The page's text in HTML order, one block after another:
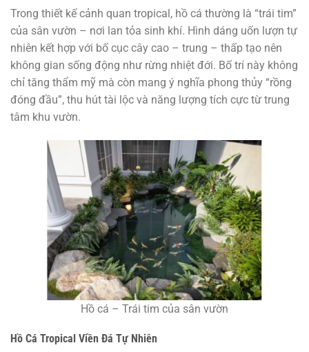
Trong thiết kế cảnh quan tropical, hồ cá thường là “trái tim”
của sân vườn – nơi lan tỏa sinh khí. Hình dáng uốn lượn tự
nhiên kết hợp với bố cục cây cao – trung – thấp tạo nên
không gian sống động như rừng nhiệt đới. Bố trí này không
chỉ tăng thẩm mỹ mà còn mang ý nghĩa phong thủy “rồng
đóng đầu”, thu hút tài lộc và năng lượng tích cực từ trung
tâm khu vườn.
Hồ cá – Trái tim của sân vườn
Hồ Cá Tropical Viền Đá Tự Nhiên